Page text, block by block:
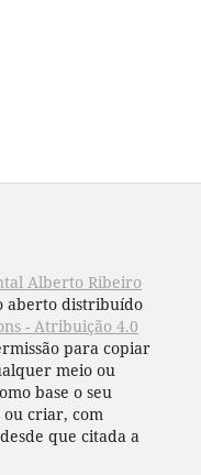
Alberto Ribeiro
aberto distribuído
- Atribuição 4.0
para copiar
meio ou
base o seu
criar, com
que citada a